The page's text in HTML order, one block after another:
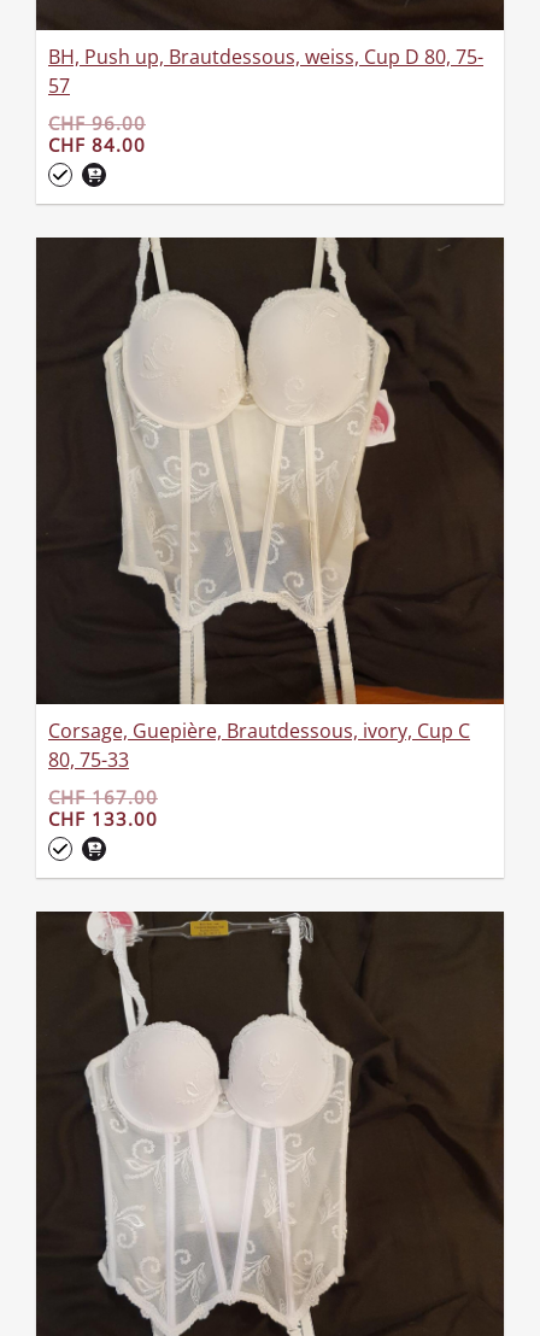
BH, Push up, Brautdessous, weiss, Cup D 80, 75-
57
CHF 96.00
CHF 84.00
Corsage, Guepière, Brautdessous, ivory, Cup C
80, 75-33
CHF 167.00
CHF 133.00